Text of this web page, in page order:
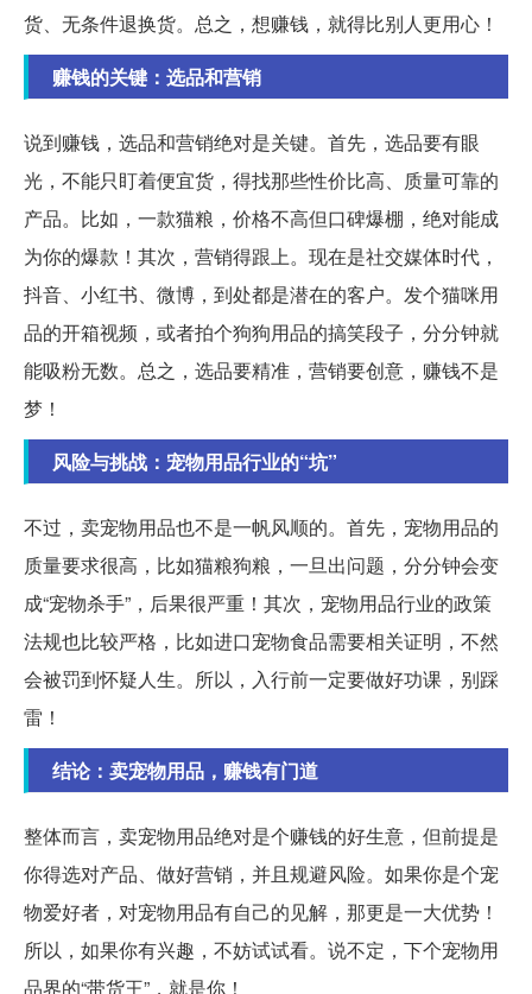
货、无条件退换货。总之，想赚钱，就得比别人更用心！
赚钱的关键：选品和营销
说到赚钱，选品和营销绝对是关键。首先，选品要有眼
光，不能只盯着便宜货，得找那些性价比高、质量可靠的
产品。比如，一款猫粮，价格不高但口碑爆棚，绝对能成
为你的爆款！其次，营销得跟上。现在是社交媒体时代，
抖音、小红书、微博，到处都是潜在的客户。发个猫咪用
品的开箱视频，或者拍个狗狗用品的搞笑段子，分分钟就
能吸粉无数。总之，选品要精准，营销要创意，赚钱不是
梦！
风险与挑战：宠物用品行业的“坑”
不过，卖宠物用品也不是一帆风顺的。首先，宠物用品的
质量要求很高，比如猫粮狗粮，一旦出问题，分分钟会变
成“宠物杀手”，后果很严重！其次，宠物用品行业的政策
法规也比较严格，比如进口宠物食品需要相关证明，不然
会被罚到怀疑人生。所以，入行前一定要做好功课，别踩
雷！
结论：卖宠物用品，赚钱有门道
整体而言，卖宠物用品绝对是个赚钱的好生意，但前提是
你得选对产品、做好营销，并且规避风险。如果你是个宠
物爱好者，对宠物用品有自己的见解，那更是一大优势！
所以，如果你有兴趣，不妨试试看。说不定，下个宠物用
品界的“带货王”，就是你！